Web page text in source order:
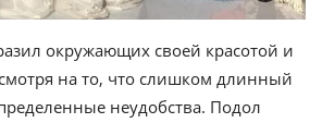
окружающих своей красотой и
на то, что слишком длинный
неудобства. Подол